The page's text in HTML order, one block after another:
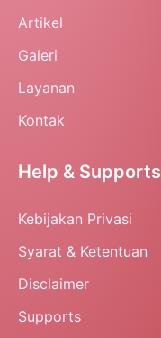
Artikel
Galeri
Layanan
Kontak
Help & Supports
Kebijakan Privasi
Syarat & Ketentuan
Disclaimer
Supports